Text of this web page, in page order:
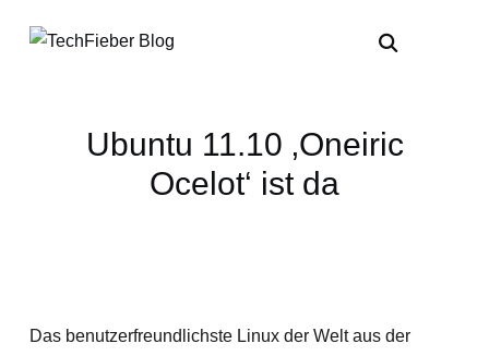
Ubuntu 11.10 ‚Oneiric
Ocelot‘ ist da
Das benutzerfreundlichste Linux der Welt aus der